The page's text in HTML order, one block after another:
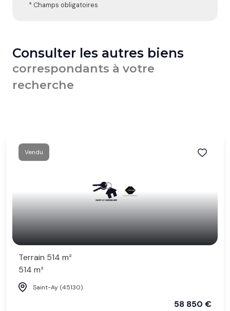
* Champs obligatoires
Consulter les autres biens
correspondants à votre
recherche
Vendu
Terrain 514 m²
514 m²
Saint-Ay (45130)
58 850 €